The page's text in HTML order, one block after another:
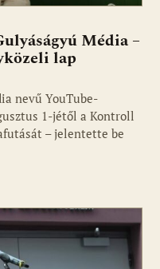
Média –
lap
nevű YouTube-
1-jétől a Kontroll
– jelentette be